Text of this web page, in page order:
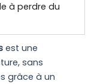
à perdre du
est une
sans
grâce à un